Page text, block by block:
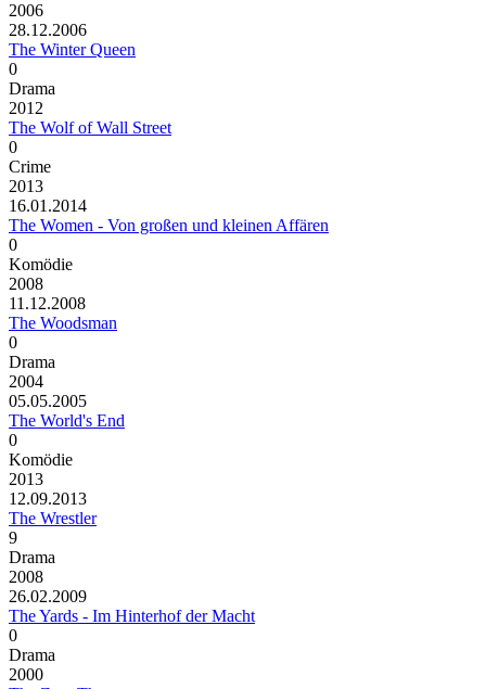
2006
28.12.2006
The Winter Queen
0
Drama
2012
The Wolf of Wall Street
0
Crime
2013
16.01.2014
The Women - Von großen und kleinen Affären
0
Komödie
2008
11.12.2008
The Woodsman
0
Drama
2004
05.05.2005
The World's End
0
Komödie
2013
12.09.2013
The Wrestler
9
Drama
2008
26.02.2009
The Yards - Im Hinterhof der Macht
0
Drama
2000